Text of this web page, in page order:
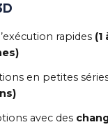
rapides (1
en petites
avec des